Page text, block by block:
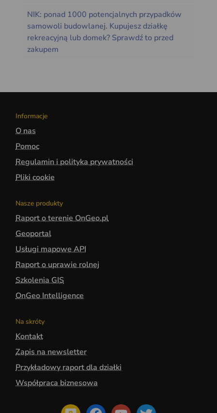
NIK: ponad 1000 potencjalnych przypadków
samowoli budowlanej. Kupujesz działkę
rekreacyjną lub domek? Sprawdź to przed
zakupem
Informacje
O nas
Pomoc
Regulamin i polityka prywatności
Pliki cookie
Nasze produkty
Raport o terenie OnGeo.pl
Geoportal
Usługi mapowe API
Raport o uprawie rolnej
Szkolenia GIS
OnGeo Intelligence
Na skróty
Kontakt
Zapis na newsletter
Przykładowy raport dla działki
Współpraca biznesowa